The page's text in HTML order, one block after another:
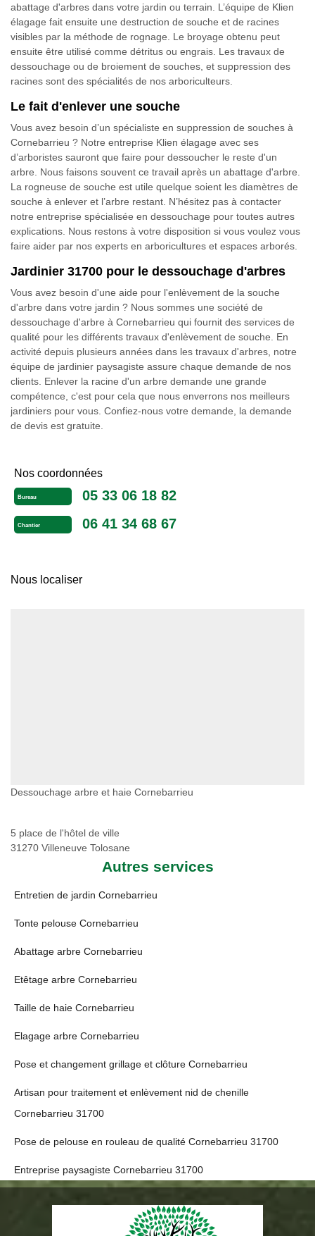
abattage d'arbres dans votre jardin ou terrain. L’équipe de Klien
élagage fait ensuite une destruction de souche et de racines
visibles par la méthode de rognage. Le broyage obtenu peut
ensuite être utilisé comme détritus ou engrais. Les travaux de
dessouchage ou de broiement de souches, et suppression des
racines sont des spécialités de nos arboriculteurs.
Le fait d'enlever une souche
Vous avez besoin d’un spécialiste en suppression de souches à
Cornebarrieu ? Notre entreprise Klien élagage avec ses
d’arboristes sauront que faire pour dessoucher le reste d'un
arbre. Nous faisons souvent ce travail après un abattage d'arbre.
La rogneuse de souche est utile quelque soient les diamètres de
souche à enlever et l’arbre restant. N’hésitez pas à contacter
notre entreprise spécialisée en dessouchage pour toutes autres
explications. Nous restons à votre disposition si vous voulez vous
faire aider par nos experts en arboricultures et espaces arborés.
Jardinier 31700 pour le dessouchage d'arbres
Vous avez besoin d'une aide pour l'enlèvement de la souche
d'arbre dans votre jardin ? Nous sommes une société de
dessouchage d'arbre à Cornebarrieu qui fournit des services de
qualité pour les différents travaux d'enlèvement de souche. En
activité depuis plusieurs années dans les travaux d'arbres, notre
équipe de jardinier paysagiste assure chaque demande de nos
clients. Enlever la racine d'un arbre demande une grande
compétence, c'est pour cela que nous enverrons nos meilleurs
jardiniers pour vous. Confiez-nous votre demande, la demande
de devis est gratuite.
Nos coordonnées
Bureau 05 33 06 18 82
Chantier 06 41 34 68 67
Nous localiser
Dessouchage arbre et haie Cornebarrieu
5 place de l'hôtel de ville
31270 Villeneuve Tolosane
Autres services
Entretien de jardin Cornebarrieu
Tonte pelouse Cornebarrieu
Abattage arbre Cornebarrieu
Etêtage arbre Cornebarrieu
Taille de haie Cornebarrieu
Elagage arbre Cornebarrieu
Pose et changement grillage et clôture Cornebarrieu
Artisan pour traitement et enlèvement nid de chenille
Cornebarrieu 31700
Pose de pelouse en rouleau de qualité Cornebarrieu 31700
Entreprise paysagiste Cornebarrieu 31700